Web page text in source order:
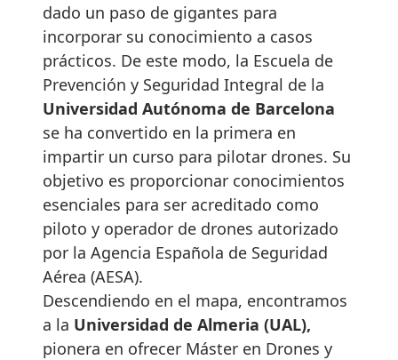
dado un paso de gigantes para
incorporar su conocimiento a casos
prácticos. De este modo, la Escuela de
Prevención y Seguridad Integral de la
Universidad Autónoma de Barcelona
se ha convertido en la primera en
impartir un curso para pilotar drones. Su
objetivo es proporcionar conocimientos
esenciales para ser acreditado como
piloto y operador de drones autorizado
por la Agencia Española de Seguridad
Aérea (AESA).
Descendiendo en el mapa, encontramos
a la Universidad de Almeria (UAL),
pionera en ofrecer Máster en Drones y